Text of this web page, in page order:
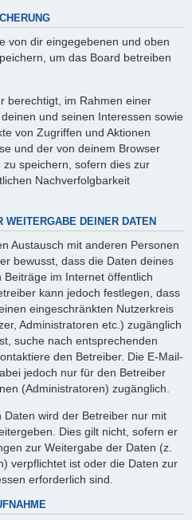
von dir eingegebenen und oben
um das Board betreiben
berechtigt, im Rahmen einer
und seinen Interessen sowie
von Zugriffen und Aktionen
und der von deinem Browser
speichern, sofern dies zur
Nachverfolgbarkeit
WEITERGABE DEINER DATEN
Austausch mit anderen Personen
bewusst, dass die Daten deines
im Internet öffentlich
kann jedoch festlegen, dass
eingeschränkten Nutzerkreis
Administratoren etc.) zugänglich
suche nach entsprechenden
den Betreiber. Die E-Mail-
jedoch nur für den Betreiber
(Administratoren) zugänglich.
wird der Betreiber nur mit
Dies gilt nicht, sofern er
zur Weitergabe der Daten (z.
verpflichtet ist oder die Daten zur
erforderlich sind.